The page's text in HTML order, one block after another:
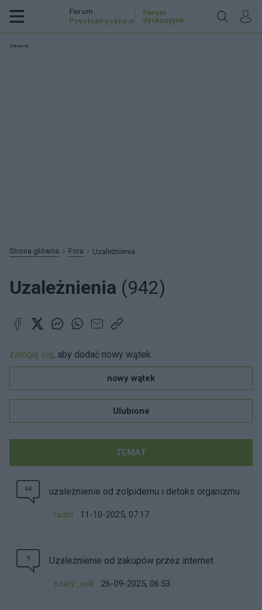
Forum
Psychiatryczne .pl
Forum
dyskusyjne
Reklama:
Strona główna Fora Uzależnienia
Uzależnienia (942)
zaloguj się, aby dodać nowy wątek
nowy wątek
Ulubione
TEMAT
44 uzależnienie od zolpidemu i detoks organizmu
radol 11-10-2025, 07:17
9 Uzależnienie od zakupów przez internet
szary_wilk 26-09-2025, 06:53